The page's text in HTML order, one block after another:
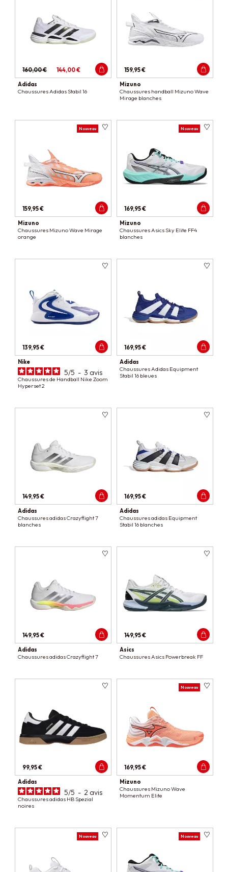
160,00 € 144,00 €
Adidas
Chaussures Adidas Stabil 16
159,95 €
Mizuno
Chaussures handball Mizuno Wave
Mirage blanches
159,95 €
Nouveau
Mizuno
Chaussures Mizuno Wave Mirage
orange
169,95 €
Nouveau
Mizuno
Chaussures Asics Sky Elite FF4
blanches
139,95 €
Nike
5/5 - 3 avis
Chaussures de Handball Nike Zoom
Hyperset 2
169,95 €
Adidas
Chaussures Adidas Equipment
Stabil 16 bleues
149,95 €
Adidas
Chaussures adidas Crazyflight 7
blanches
169,95 €
Adidas
Chaussures adidas Equipment
Stabil 16 blanches
149,95 €
Adidas
Chaussures adidas Crazyflight 7
149,95 €
Asics
Chaussures Asics Powerbreak FF
99,95 €
Adidas
5/5 - 2 avis
Chaussures adidas HB Spezial
noires
169,95 €
Nouveau
Mizuno
Chaussures Mizuno Wave
Momentum Elite
Nouveau Nouveau